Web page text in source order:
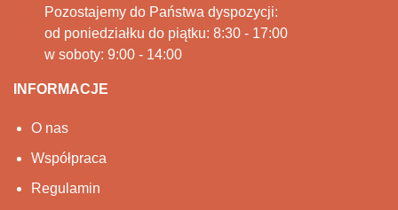
Pozostajemy do Państwa dyspozycji:
od poniedziałku do piątku: 8:30 - 17:00
w soboty: 9:00 - 14:00
INFORMACJE
O nas
Współpraca
Regulamin